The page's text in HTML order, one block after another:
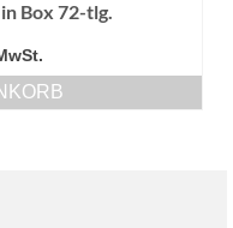
Box 72-tlg.